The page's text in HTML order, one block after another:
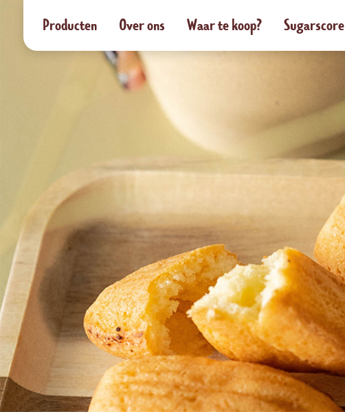
Producten Over ons Waar te koop? Sugarscore